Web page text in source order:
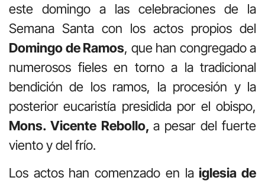
este domingo a las celebraciones de la
Semana Santa con los actos propios del
Domingo de Ramos, que han congregado a
numerosos fieles en torno a la tradicional
bendición de los ramos, la procesión y la
posterior eucaristía presidida por el obispo,
Mons. Vicente Rebollo, a pesar del fuerte
viento y del frío.
Los actos han comenzado en la iglesia de